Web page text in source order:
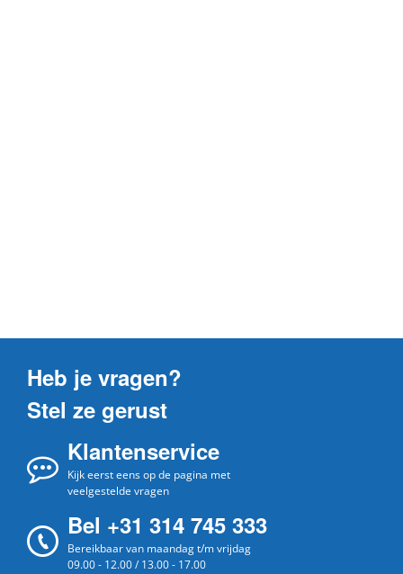
Heb je vragen?
Stel ze gerust
Klantenservice
Kijk eerst eens op de pagina met
veelgestelde vragen
Bel +31 314 745 333
Bereikbaar van maandag t/m vrijdag
09.00 - 12.00 / 13.00 - 17.00